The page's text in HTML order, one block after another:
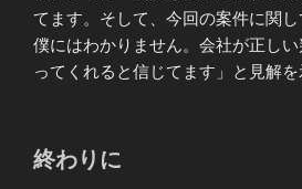
てます。そして、今回の案件に関
僕にはわかりません。会社が正し
ってくれると信じてます」と見解を
終わりに